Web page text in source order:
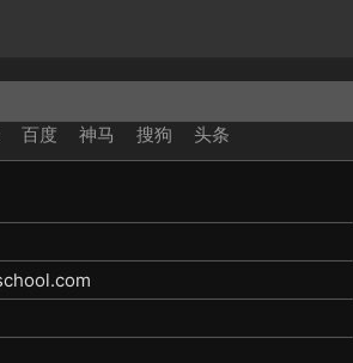
百度 神马 搜狗 头条